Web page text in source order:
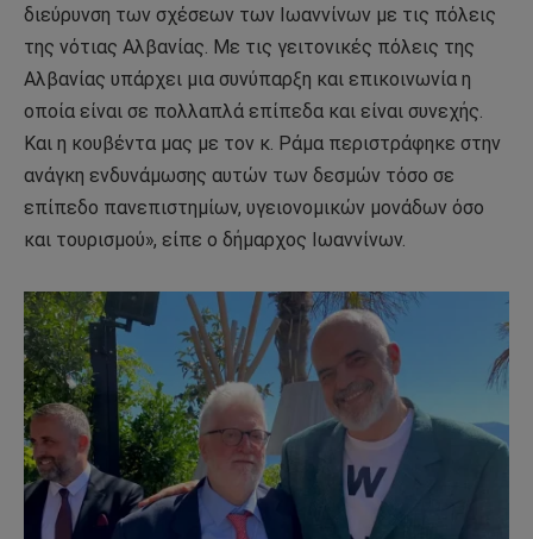
διεύρυνση των σχέσεων των Ιωαννίνων με τις πόλεις
της νότιας Αλβανίας. Με τις γειτονικές πόλεις της
Αλβανίας υπάρχει μια συνύπαρξη και επικοινωνία η
οποία είναι σε πολλαπλά επίπεδα και είναι συνεχής.
Και η κουβέντα μας με τον κ. Ράμα περιστράφηκε στην
ανάγκη ενδυνάμωσης αυτών των δεσμών τόσο σε
επίπεδο πανεπιστημίων, υγειονομικών μονάδων όσο
και τουρισμού», είπε ο δήμαρχος Ιωαννίνων.